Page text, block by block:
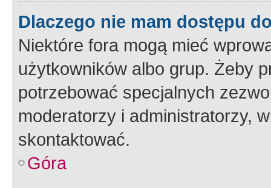
Dlaczego nie mam dostępu
Niektóre fora mogą mieć
użytkowników albo grup. Żeby
potrzebować specjalnych
moderatorzy i administratorzy,
skontaktować.
Góra